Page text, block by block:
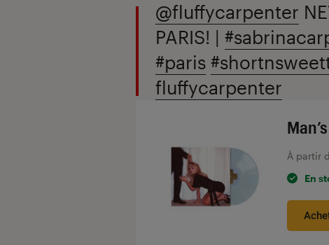
@fluffycarpenter
PARIS! |
#paris
fluffycarpenter
À partir
En